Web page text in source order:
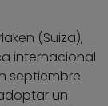
(Suiza),
internacional
septiembre
un